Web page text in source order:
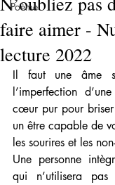
Poème
faire aimer -
lecture 2022
Il faut une âme
l’imperfection
cœur pur pour briser
un être capable de
les sourires et les
Une personne
qui n’utilisera